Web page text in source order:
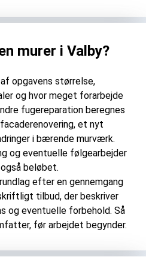
murer i Valby?
opgavens størrelse,
og hvor meget forarbejde
fugereparation beregnes
et nyt
i bærende murværk.
og eventuelle følgearbejder
beløbet.
efter en gennemgang
tilbud, der beskriver
og eventuelle forbehold. Så
før arbejdet begynder.